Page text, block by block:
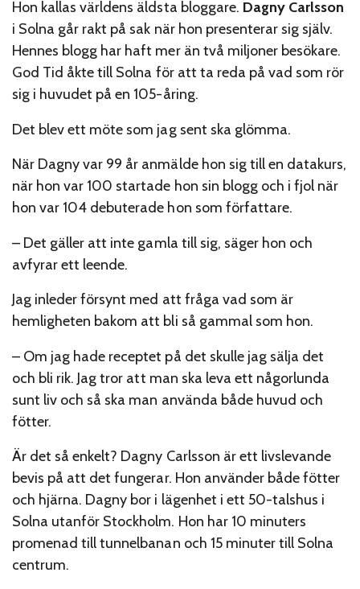
Hon kallas världens äldsta bloggare. Dagny Carlsson
i Solna går rakt på sak när hon presenterar sig själv.
Hennes blogg har haft mer än två miljoner besökare.
God Tid åkte till Solna för att ta reda på vad som rör
sig i huvudet på en 105-åring.
Det blev ett möte som jag sent ska glömma.
När Dagny var 99 år anmälde hon sig till en datakurs,
när hon var 100 startade hon sin blogg och i fjol när
hon var 104 debuterade hon som författare.
– Det gäller att inte gamla till sig, säger hon och
avfyrar ett leende.
Jag inleder försynt med att fråga vad som är
hemligheten bakom att bli så gammal som hon.
– Om jag hade receptet på det skulle jag sälja det
och bli rik. Jag tror att man ska leva ett någorlunda
sunt liv och så ska man använda både huvud och
fötter.
Är det så enkelt? Dagny Carlsson är ett livslevande
bevis på att det fungerar. Hon använder både fötter
och hjärna. Dagny bor i lägenhet i ett 50-talshus i
Solna utanför Stockholm. Hon har 10 minuters
promenad till tunnelbanan och 15 minuter till Solna
centrum.